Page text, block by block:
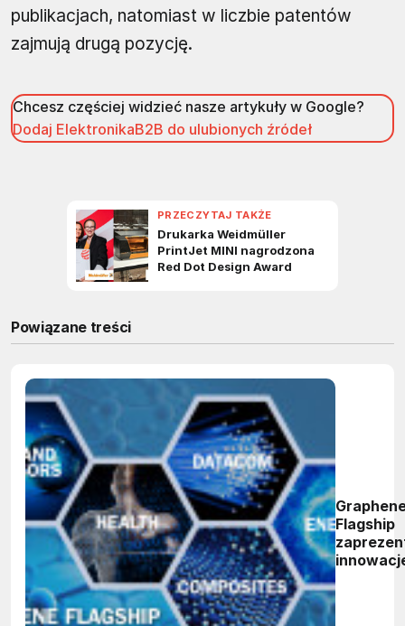
publikacjach, natomiast w liczbie patentów
zajmują drugą pozycję.
Chcesz częściej widzieć nasze artykuły w Google?
Dodaj ElektronikaB2B do ulubionych źródeł
Powiązane treści
Flagship